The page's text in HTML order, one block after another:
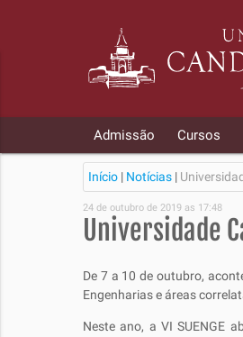
Admissão Cursos
Início | Notícias |
24 de outubro de 2019 as 17:48
Universidade
De 7 a 10 de outubro,
Engenharias e áreas
Neste ano, a VI SUENGE